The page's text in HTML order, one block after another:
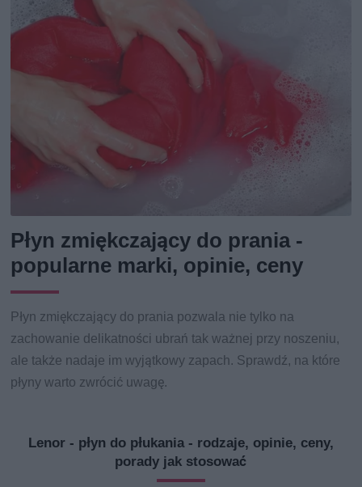
Płyn zmiękczający do prania -
popularne marki, opinie, ceny
Płyn zmiękczający do prania pozwala nie tylko na
zachowanie delikatności ubrań tak ważnej przy noszeniu,
ale także nadaje im wyjątkowy zapach. Sprawdź, na które
płyny warto zwrócić uwagę.
Lenor - płyn do płukania - rodzaje, opinie, ceny,
porady jak stosować